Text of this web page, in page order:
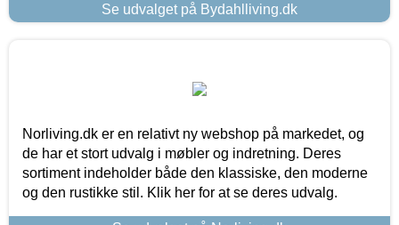
Se udvalget på Bydahlliving.dk
Norliving.dk er en relativt ny webshop på markedet, og
de har et stort udvalg i møbler og indretning. Deres
sortiment indeholder både den klassiske, den moderne
og den rustikke stil. Klik her for at se deres udvalg.